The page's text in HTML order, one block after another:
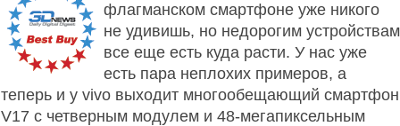
флагманском смартфоне уже никого
не удивишь, но недорогим устройствам
все еще есть куда расти. У нас уже
есть пара неплохих примеров, а
теперь и у vivo выходит многообещающий смартфон
V17 с четверным модулем и 48-мегапиксельным